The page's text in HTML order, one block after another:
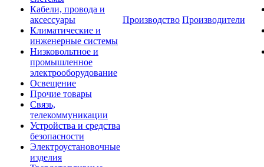
Кабели, провода и
аксессуары
Климатические и
инженерные системы
Низковольтное и
промышленное
электрооборудование
Освещение
Прочие товары
Связь,
телекоммуникации
Устройства и средства
безопасности
Электроустановочные
изделия
Производство Производители